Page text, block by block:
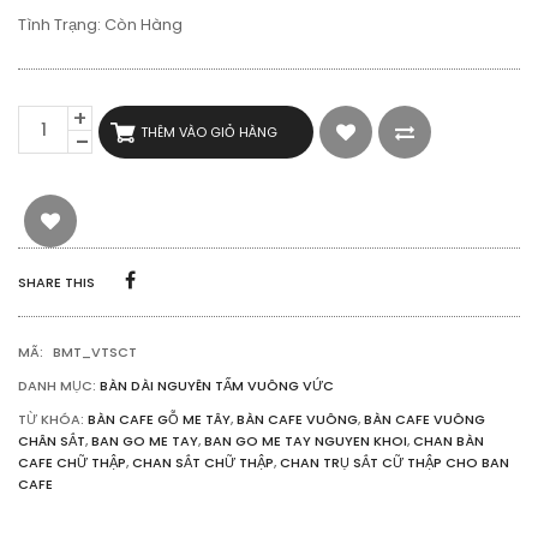
Tình Trạng: Còn Hàng
CAFE
VUÔNG
ME
TÂY
CHÂN
SẮT
SỐ
THÊM VÀO GIỎ HÀNG
SHARE THIS
MÃ: BMT_VTSCT
DANH MỤC: BÀN DÀI NGUYÊN TẤM VUÔNG VỨC
TỪ KHÓA: BÀN CAFE GỖ ME TÂY,BÀN CAFE VUÔNG,BÀN CAFE VUÔNG
CHÂN SẮT,BAN GO ME TAY,BAN GO ME TAY NGUYEN KHOI,CHAN BÀN
CAFE CHỮ THẬP,CHAN SẮT CHỮ THẬP,CHAN TRỤ SẮT CỮ THẬP CHO BAN
CAFE